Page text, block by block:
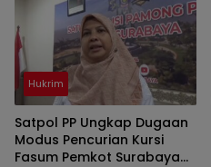
Hukrim
Satpol PP Ungkap Dugaan
Modus Pencurian Kursi
Fasum Pemkot Surabaya